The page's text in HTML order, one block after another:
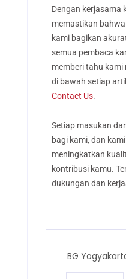
Dengan kerjasama
memastikan
kami bagikan
semua pembaca
memberi tahu
di bawah setiap
Contact Us.
Setiap masukan
bagi kami, dan
meningkatkan
kontribusi kamu.
dukungan dan
BG